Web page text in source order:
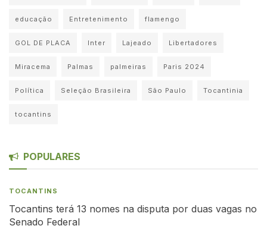
educação Entretenimento flamengo
GOL DE PLACA Inter Lajeado Libertadores
Miracema Palmas palmeiras Paris 2024
Política Seleção Brasileira São Paulo Tocantinia
tocantins
POPULARES
TOCANTINS
Tocantins terá 13 nomes na disputa por duas vagas no
Senado Federal